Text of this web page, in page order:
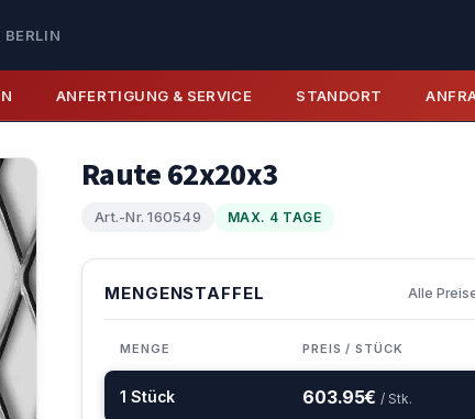
ANFERTIGUNG & SERVICE STANDORT
Raute 62x20x3
Art.-Nr. 160549 MAX. 4 TAGE
MENGENSTAFFEL Alle
MENGE PREIS / STÜCK
1 Stück 603.95€ / Stk.